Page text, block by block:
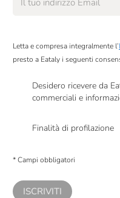
Letta e compresa integralmente l’
presto a Eataly i seguenti
Desidero ricevere da
commerciali e
Finalità di profilazione
comunicazioni commerciali
* Campi obbligatori
ISCRIVITI